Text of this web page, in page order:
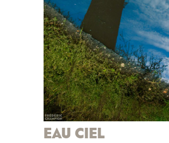
EAU CIEL